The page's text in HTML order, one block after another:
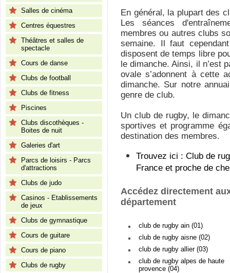
Salles de cinéma
Centres équestres
Théâtres et salles de
spectacle
Cours de danse
Clubs de football
Clubs de fitness
Piscines
Clubs discothèques -
Boites de nuit
Galeries d'art
Parcs de loisirs - Parcs
d'attractions
Clubs de judo
Casinos - Etablissements
de jeux
Clubs de gymnastique
Cours de guitare
Cours de piano
Clubs de rugby
En général, la plupart des
Les séances
membres ou autres clubs
semaine. Il faut
disposent de temps libre
le dimanche. Ainsi, il n’est
ovale s’adonnent à cette
dimanche. Sur notre
genre de club.
Un club de rugby, le
sportives et programme
destination des membres.
Trouvez ici : Club de
France et proche de
Accédez directement
département
club de rugby ain (01)
club de rugby aisne (02)
club de rugby allier (03)
club de rugby alpes de haute
provence (04)